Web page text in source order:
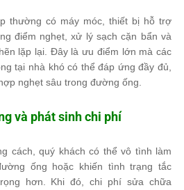
thường có máy móc, thiết bị hỗ trợ
điểm nghẹt, xử lý sạch cặn bẩn và
lặp lại. Đây là ưu điểm lớn mà các
tại nhà khó có thể đáp ứng đầy đủ,
nghẹt sâu trong đường ống.
và phát sinh chi phí
cách, quý khách có thể vô tình làm
ống hoặc khiến tình trạng tắc
hơn. Khi đó, chi phí sửa chữa